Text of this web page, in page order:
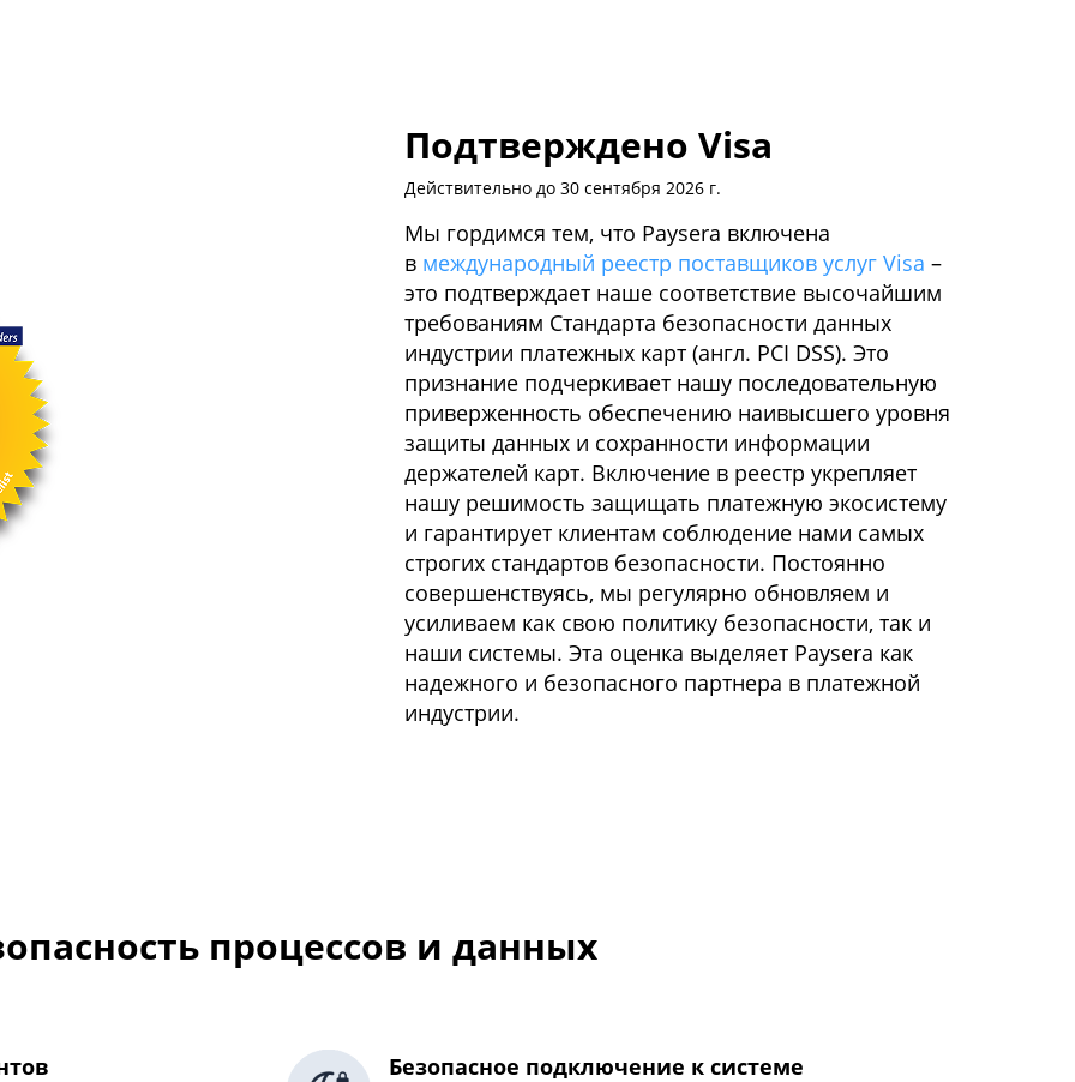
Подтверждено Visa
Действительно до 30 сентября 2026 г.
Мы гордимся тем, что Paysera включена
в международный реестр поставщиков услуг Visa –
это подтверждает наше соответствие высочайшим
требованиям Стандарта безопасности данных
индустрии платежных карт (англ. PCI DSS). Это
признание подчеркивает нашу последовательную
приверженность обеспечению наивысшего уровня
защиты данных и сохранности информации
держателей карт. Включение в реестр укрепляет
нашу решимость защищать платежную экосистему
и гарантирует клиентам соблюдение нами самых
строгих стандартов безопасности. Постоянно
совершенствуясь, мы регулярно обновляем и
усиливаем как свою политику безопасности, так и
наши системы. Эта оценка выделяет Paysera как
надежного и безопасного партнера в платежной
индустрии.
процессов и данных
Безопасное подключение к системе